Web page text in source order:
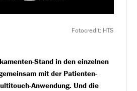
Fotocredit: HTS
Stand in den einzelnen
mit der Patienten-
Anwendung. Und die